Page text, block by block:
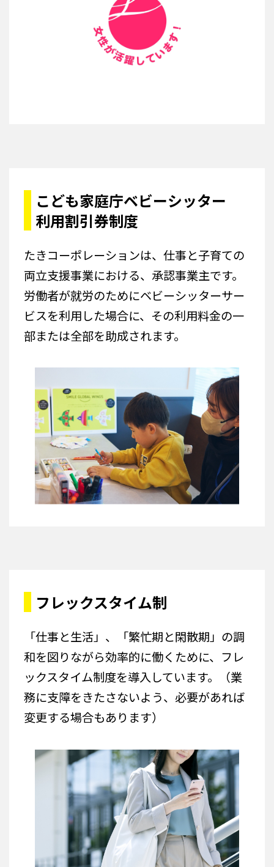
こども家庭庁ベビーシッター
利用割引券制度
たきコーポレーションは、仕事と子育ての
両立支援事業における、承認事業主です。
労働者が就労のためにベビーシッターサー
ビスを利用した場合に、その利用料金の一
部または全部を助成されます。
フレックスタイム制
「仕事と生活」、「繁忙期と閑散期」の調
和を図りながら効率的に働くために、フレ
ックスタイム制度を導入しています。（業
務に支障をきたさないよう、必要があれば
変更する場合もあります）